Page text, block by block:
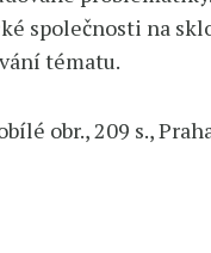
společnosti na
tématu.
obr., 209 s.,